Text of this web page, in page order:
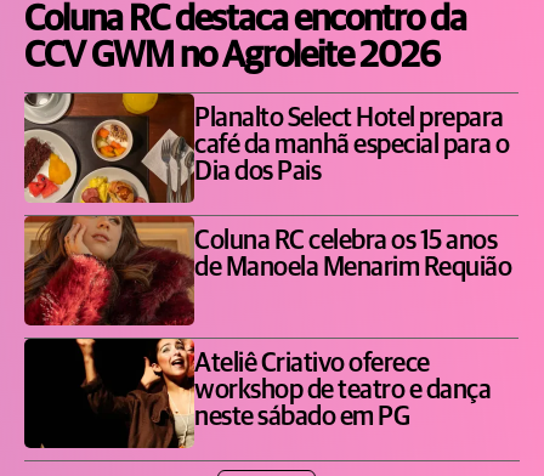
Coluna RC destaca encontro da
CCV GWM no Agroleite 2026
Planalto Select Hotel prepara
café da manhã especial para o
Dia dos Pais
Coluna RC celebra os 15 anos
de Manoela Menarim Requião
Ateliê Criativo oferece
workshop de teatro e dança
neste sábado em PG